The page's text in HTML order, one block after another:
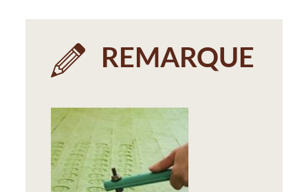
REMARQUE